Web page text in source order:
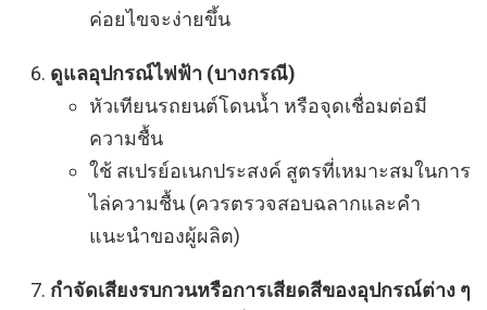
ค่อยไขจะง่ายขึ้น
ดูแลอุปกรณ์ไฟฟ้า (บางกรณี)
หัวเทียนรถยนต์โดนน้ำ หรือจุดเชื่อมต่อมี
ความชื้น
ใช้ สเปรย์อเนกประสงค์ สูตรที่เหมาะสมในการ
ไล่ความชื้น (ควรตรวจสอบฉลากและคำ
แนะนำของผู้ผลิต)
กำจัดเสียงรบกวนหรือการเสียดสีของอุปกรณ์ต่าง ๆ